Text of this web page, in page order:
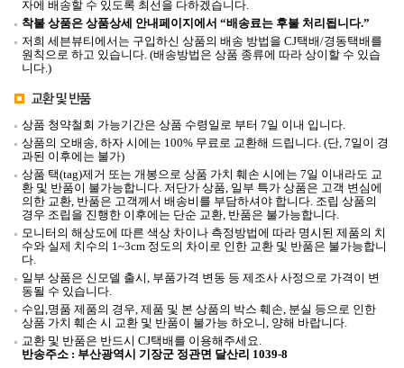
자에 배송할 수 있도록 최선을 다하겠습니다.
착불 상품은 상품상세 안내페이지에서 “배송료는 후불 처리됩니다.”
저희 세븐뷰티에서는 구입하신 상품의 배송 방법을 CJ택배/경동택배를
원칙으로 하고 있습니다. (배송방법은 상품 종류에 따라 상이할 수 있습
니다.)
상품 청약철회 가능기간은 상품 수령일로 부터 7일 이내 입니다.
상품의 오배송, 하자 시에는 100% 무료로 교환해 드립니다. (단, 7일이 경
과된 이후에는 불가)
상품 택(tag)제거 또는 개봉으로 상품 가치 훼손 시에는 7일 이내라도 교
환 및 반품이 불가능합니다. 저단가 상품, 일부 특가 상품은 고객 변심에
의한 교환, 반품은 고객께서 배송비를 부담하셔야 합니다. 조립 상품의
경우 조립을 진행한 이후에는 단순 교환, 반품은 불가능합니다.
모니터의 해상도에 따른 색상 차이나 측정방법에 따라 명시된 제품의 치
수와 실제 치수의 1~3cm 정도의 차이로 인한 교환 및 반품은 불가능합니
다.
일부 상품은 신모델 출시, 부품가격 변동 등 제조사 사정으로 가격이 변
동될 수 있습니다.
수입,명품 제품의 경우, 제품 및 본 상품의 박스 훼손, 분실 등으로 인한
상품 가치 훼손 시 교환 및 반품이 불가능 하오니, 양해 바랍니다.
교환 및 반품은 반드시 CJ택배를 이용해주세요.
반송주소 : 부산광역시 기장군 정관면 달산리 1039-8